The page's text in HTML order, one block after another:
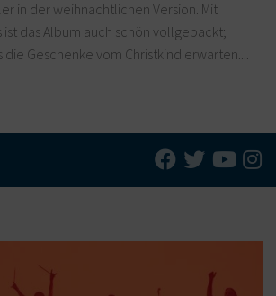
in der weihnachtlichen Version. Mit
ist das Album auch schön vollgepackt;
die Geschenke vom Christkind erwarten....